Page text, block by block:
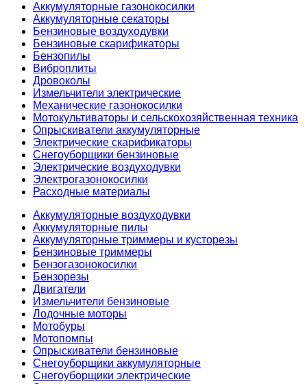
Аккумуляторные газонокосилки
Аккумуляторные секаторы
Бензиновые воздуходувки
Бензиновые скарификаторы
Бензопилы
Виброплиты
Дровоколы
Измельчители электрические
Механические газонокосилки
Мотокультиваторы и сельскохозяйственная техника
Опрыскиватели аккумуляторные
Электрические скарификаторы
Снегоуборщики бензиновые
Электрические воздуходувки
Электрогазонокосилки
Расходные материалы
Аккумуляторные воздуходувки
Аккумуляторные пилы
Аккумуляторные триммеры и кусторезы
Бензиновые триммеры
Бензогазонокосилки
Бензорезы
Двигатели
Измельчители бензиновые
Лодочные моторы
Мотобуры
Мотопомпы
Опрыскиватели бензиновые
Снегоуборщики аккумуляторные
Снегоуборщики электрические